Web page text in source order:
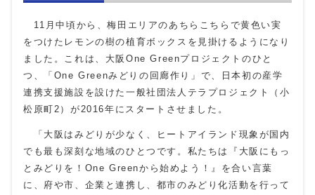
11月中頃から、梅田エリアのあちらこちらで黄色い実
をつけたレモンの樹の植育ボックスを見掛けるようになり
ました。これは、大阪 One Greenプロジェクトのひと
つ、「 One Greenみどりの回廊作り」で、日本初の産学
連携支援施設を設けた一般社団法人テラプロジェクト（小
松原町 2 ）が 2016年にスタートさせました。
「大阪はみどりが少なく、ヒートアイランド現象が国内
でも最も深刻な地域のひとつです。私たちは『大阪にもっ
とみどりを！ One Greenから始めよう！』を合い言葉
に、府や市、企業と連携し、都市のみどり化活動を行って